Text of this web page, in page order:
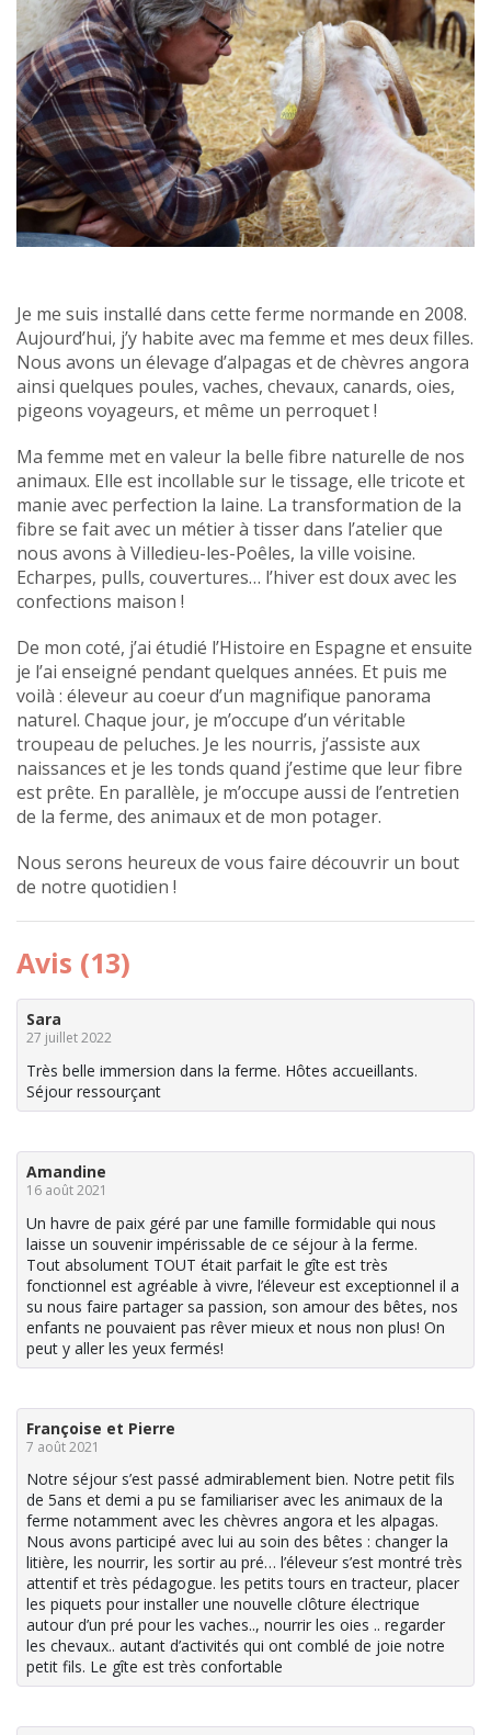
Je me suis installé dans cette ferme normande en 2008.
Aujourd’hui, j’y habite avec ma femme et mes deux filles.
Nous avons un élevage d’alpagas et de chèvres angora
ainsi quelques poules, vaches, chevaux, canards, oies,
pigeons voyageurs, et même un perroquet !
Ma femme met en valeur la belle fibre naturelle de nos
animaux. Elle est incollable sur le tissage, elle tricote et
manie avec perfection la laine. La transformation de la
fibre se fait avec un métier à tisser dans l’atelier que
nous avons à Villedieu-les-Poêles, la ville voisine.
Echarpes, pulls, couvertures… l’hiver est doux avec les
confections maison !
De mon coté, j’ai étudié l’Histoire en Espagne et ensuite
je l’ai enseigné pendant quelques années. Et puis me
voilà : éleveur au coeur d’un magnifique panorama
naturel. Chaque jour, je m’occupe d’un véritable
troupeau de peluches. Je les nourris, j’assiste aux
naissances et je les tonds quand j’estime que leur fibre
est prête. En parallèle, je m’occupe aussi de l’entretien
de la ferme, des animaux et de mon potager.
Nous serons heureux de vous faire découvrir un bout
de notre quotidien !
Avis (13)
Sara
27 juillet 2022
Très belle immersion dans la ferme. Hôtes accueillants.
Séjour ressourçant
Amandine
16 août 2021
Un havre de paix géré par une famille formidable qui nous
laisse un souvenir impérissable de ce séjour à la ferme.
Tout absolument TOUT était parfait le gîte est très
fonctionnel est agréable à vivre, l’éleveur est exceptionnel il a
su nous faire partager sa passion, son amour des bêtes, nos
enfants ne pouvaient pas rêver mieux et nous non plus! On
peut y aller les yeux fermés!
Françoise et Pierre
7 août 2021
Notre séjour s’est passé admirablement bien. Notre petit fils
de 5ans et demi a pu se familiariser avec les animaux de la
ferme notamment avec les chèvres angora et les alpagas.
Nous avons participé avec lui au soin des bêtes : changer la
litière, les nourrir, les sortir au pré… l’éleveur s’est montré très
attentif et très pédagogue. les petits tours en tracteur, placer
les piquets pour installer une nouvelle clôture électrique
autour d’un pré pour les vaches.., nourrir les oies .. regarder
les chevaux.. autant d’activités qui ont comblé de joie notre
petit fils. Le gîte est très confortable